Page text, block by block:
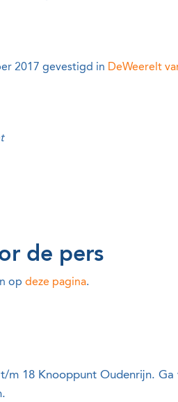
2017 gevestigd in DeWeerelt
de pers
op deze pagina.
m 18 Knooppunt Oudenrijn. Ga